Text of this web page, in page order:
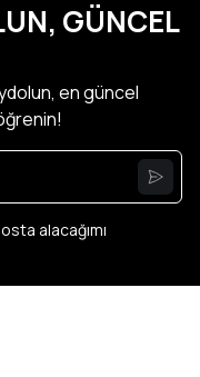
GÜNCEL
en güncel
alacağımı